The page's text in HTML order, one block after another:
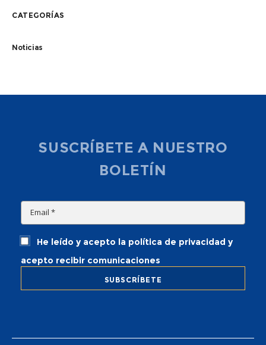
CATEGORÍAS
Noticias
SUSCRÍBETE A NUESTRO
BOLETÍN
He leído y acepto la política de privacidad y
acepto recibir comunicaciones